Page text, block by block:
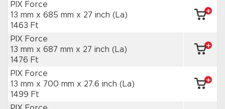
PIX Force
13 mm x 685 mm x 27 inch (La)
1463 Ft
PIX Force
13 mm x 687 mm x 27 inch (La)
1476 Ft
PIX Force
13 mm x 700 mm x 27.6 inch (La)
1499 Ft